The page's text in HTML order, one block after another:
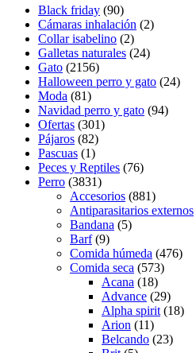
la
página
de
producto
Black friday (90)
Cámaras inhalación (2)
Collar isabelino (2)
Galletas naturales (24)
Gato (2156)
Halloween perro y gato (24)
Moda (81)
Navidad perro y gato (94)
Ofertas (301)
Pájaros (82)
Pascuas (1)
Peces y Reptiles (76)
Perro (3831)
Accesorios (881)
Antiparasitarios externos
Bandana (5)
Barf (9)
Comida húmeda (476)
Comida seca (573)
Acana (18)
Advance (29)
Alpha spirit (18)
Arion (11)
Belcando (23)